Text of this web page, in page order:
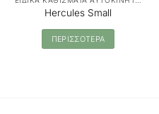
Hercules Small
ΠΕΡΙΣΣΟΤΕΡΑ